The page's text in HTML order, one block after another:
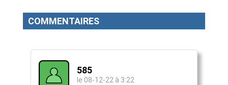
COMMENTAIRES
585
le 08-12-22 à 3:22